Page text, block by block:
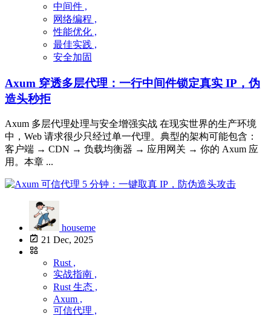
中间件 ,
网络编程 ,
性能优化 ,
最佳实践 ,
安全加固
Axum 穿透多层代理：一行中间件锁定真实 IP，伪
造头秒拒
Axum 多层代理处理与安全增强实战 在现实世界的生产环境
中，Web 请求很少只经过单一代理。典型的架构可能包含：
客户端 → CDN → 负载均衡器 → 应用网关 → 你的 Axum 应
用。本章 ...
houseme
21 Dec, 2025
Rust ,
实战指南 ,
Rust 生态 ,
Axum ,
可信代理 ,